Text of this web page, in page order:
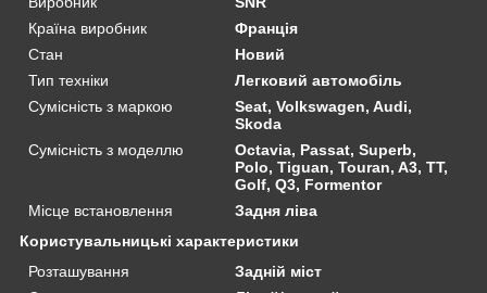
Країна виробник
Франція
Стан
Новий
Тип техніки
Легковий автомобіль
Сумісність з маркою
Seat, Volkswagen, Audi,
Skoda
Сумісність з моделлю
Octavia, Passat, Superb,
Polo, Tiguan, Touran, A3, TT,
Golf, Q3, Formentor
Місце встановлення
Задня ліва
Користувальницькі характеристики
Розташування
Задній міст